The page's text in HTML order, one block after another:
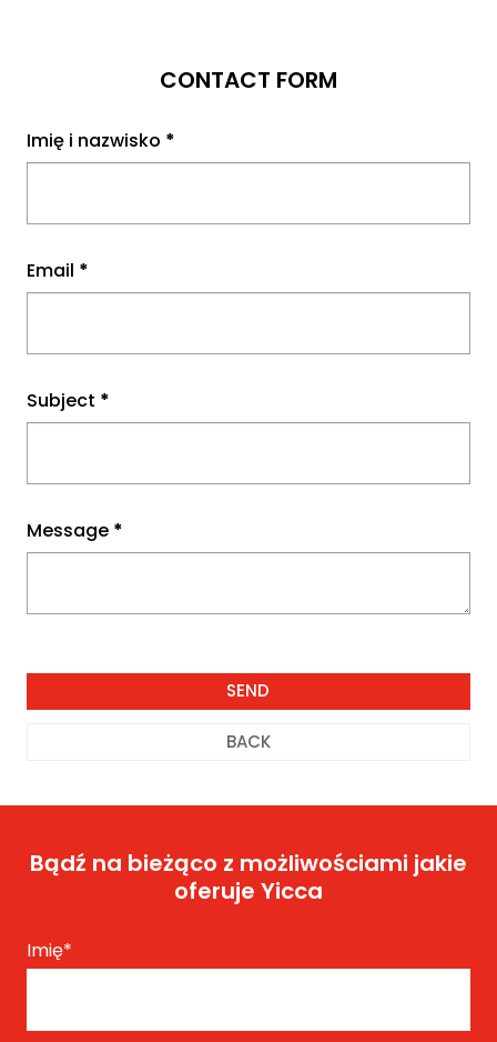
CONTACT FORM
Imię i nazwisko *
Email *
Subject *
Message *
BACK
Bądź na bieżąco z możliwościami jakie
oferuje Yicca
Imię*